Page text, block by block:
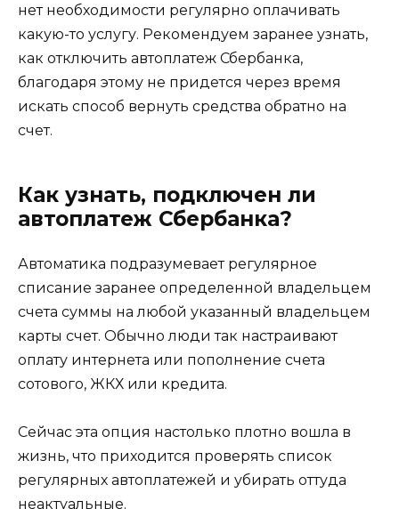
нет необходимости регулярно оплачивать
какую-то услугу. Рекомендуем заранее узнать,
как отключить автоплатеж Сбербанка,
благодаря этому не придется через время
искать способ вернуть средства обратно на
счет.
Как узнать, подключен ли
автоплатеж Сбербанка?
Автоматика подразумевает регулярное
списание заранее определенной владельцем
счета суммы на любой указанный владельцем
карты счет. Обычно люди так настраивают
оплату интернета или пополнение счета
сотового, ЖКХ или кредита.
Сейчас эта опция настолько плотно вошла в
жизнь, что приходится проверять список
регулярных автоплатежей и убирать оттуда
неактуальные.